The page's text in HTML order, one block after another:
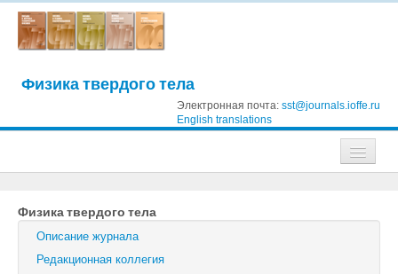
Физика твердого тела
Электронная почта: sst@journals.ioffe.ru
English translations
Журнал технической физики
Письма в Журнал технической физики
Физика твердого тела
Описание журнала
Редакционная коллегия